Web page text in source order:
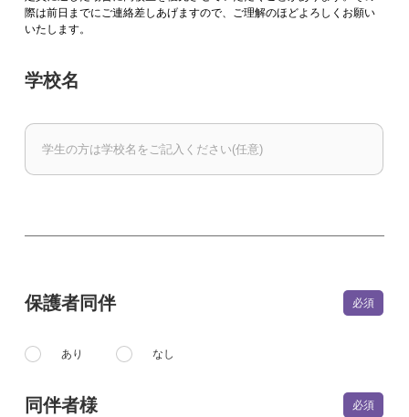
際は前日までにご連絡差しあげますので、ご理解のほどよろしくお願い
いたします。
学校名
保護者同伴
あり なし
同伴者様